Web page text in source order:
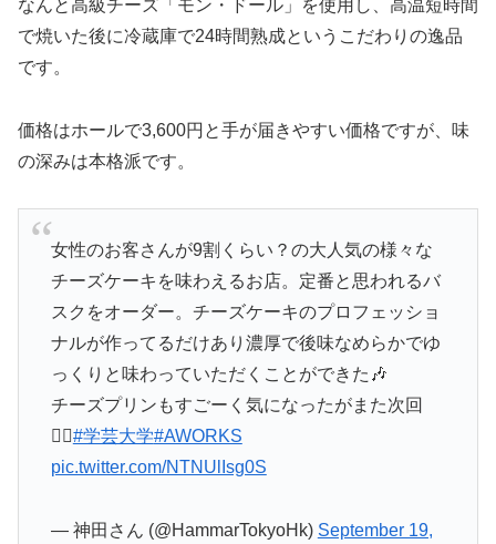
なんと高級チーズ「モン・ドール」を使用し、高温短時間
で焼いた後に冷蔵庫で24時間熟成というこだわりの逸品
です。
価格はホールで3,600円と手が届きやすい価格ですが、味
の深みは本格派です。
女性のお客さんが9割くらい？の大人気の様々な
チーズケーキを味わえるお店。定番と思われるバ
スクをオーダー。チーズケーキのプロフェッショ
ナルが作ってるだけあり濃厚で後味なめらかでゆ
っくりと味わっていただくことができた🎶
チーズプリンもすごーく気になったがまた次回
🙋‍♀️#学芸大学#AWORKS
pic.twitter.com/NTNUlIsg0S
— 神田さん (@HammarTokyoHk) September 19,